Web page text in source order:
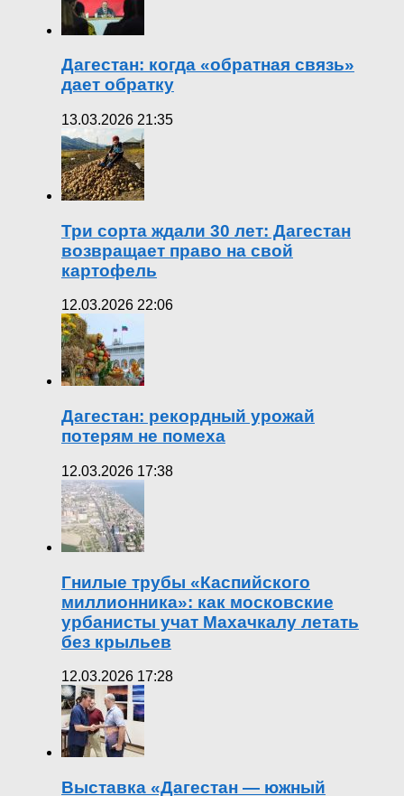
Дагестан: когда «обратная связь»
дает обратку
13.03.2026 21:35
Три сорта ждали 30 лет: Дагестан
возвращает право на свой
картофель
12.03.2026 22:06
Дагестан: рекордный урожай
потерям не помеха
12.03.2026 17:38
Гнилые трубы «Каспийского
миллионника»: как московские
урбанисты учат Махачкалу летать
без крыльев
12.03.2026 17:28
Выставка «Дагестан — южный